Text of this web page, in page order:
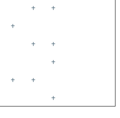
+
+
+
+
+
+
+
+
+